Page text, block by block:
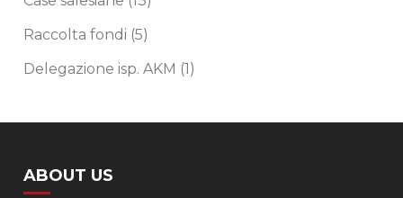
Raccolta fondi (5)
Delegazione isp. AKM (1)
ABOUT US